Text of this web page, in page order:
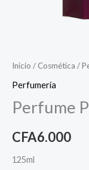
Inicio / Cosmética /
Perfumería
Perfume
CFA6.000
125ml